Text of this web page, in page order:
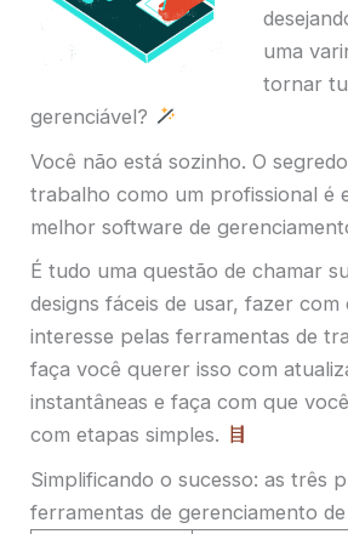
uma
tornar
gerenciável?
Você não está sozinho. O
trabalho como um profissional é
melhor software de
É tudo uma questão de chamar
designs fáceis de usar, fazer com
interesse pelas ferramentas de
faça você querer isso com
instantâneas e faça com que
com etapas simples.
Simplificando o sucesso: as três
ferramentas de gerenciamento